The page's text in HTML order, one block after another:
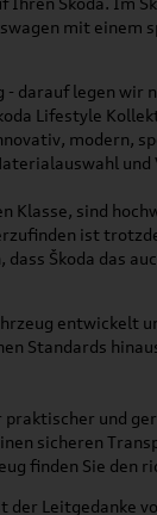
mit
legen
Lifestyle
modern,
Klasse, sind
ist
Škoda das
entwickelt
Standards
praktischer
sicheren
finden Sie den
der